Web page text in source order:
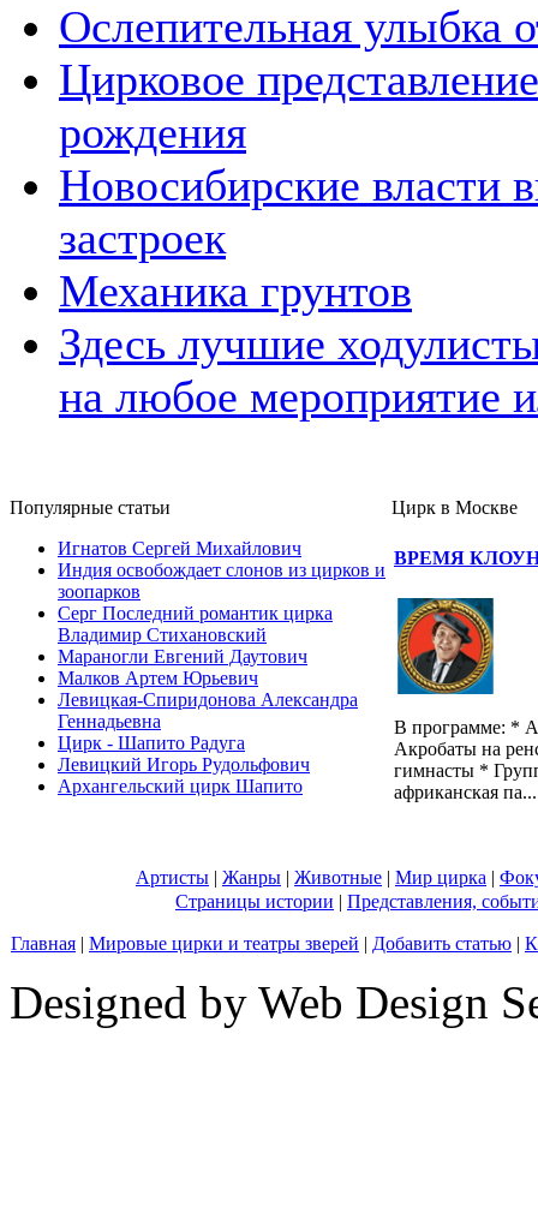
Ослепительная улыбка
Цирковое
рождения
Новосибирские власти
застроек
Механика грунтов
Здесь лучшие
на любое мероприятие
Популярные cтатьи
Игнатов Сергей Михайлович
Индия освобождает слонов из цирков и
зоопарков
Серг Последний романтик цирка
Владимир Стихановский
Мараногли Евгений Даутович
Малков Артем Юрьевич
Левицкая-Спиридонова Александра
Геннадьевна
Цирк - Шапито Радуга
Левицкий Игорь Рудольфович
Архангельский цирк Шапито
Цирк в Москве
ВРЕМЯ
В программе: *
Акробаты на
гимнасты *
африканская па...
Артисты | Жанры | Животные | Мир цирка |
Страницы истории | Представления,
Главная | Мировые цирки и театры зверей | Добавить статью |
Designed by Web Design